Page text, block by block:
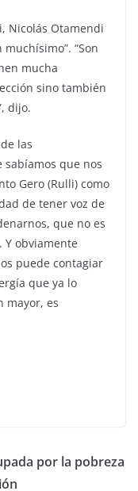
Nicolás Otamendi
“Son
mucha
sino también
dijo.
las
que nos
Gero (Rulli) como
de tener voz de
que no es
Y obviamente
puede contagiar
que ya lo
mayor, es
por la pobreza